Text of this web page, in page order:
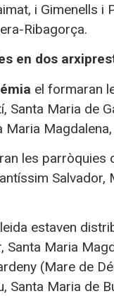
i Gimenells
Ribagorça.
en dos
el formaran
Santa Maria de
les parròquies
estaven
Santa Maria
(Mare de
Santa Maria de